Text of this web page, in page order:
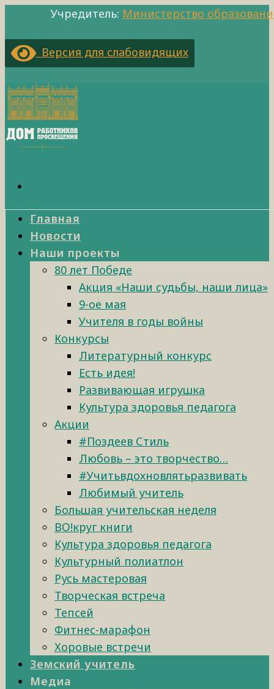
Учредитель: Министерство
Версия для слабовидящих
Главная
Новости
Наши проекты
80 лет Победе
Акция «Наши судьбы, наши лица»
9-ое мая
Учителя в годы войны
Конкурсы
Литературный конкурс
Есть идея!
Развивающая игрушка
Культура здоровья педагога
Акции
#Поздеев Стиль
Любовь – это творчество…
#Учитьвдохновлятьразвивать
Любимый учитель
Большая учительская неделя
ВО!круг книги
Культура здоровья педагога
Культурный полиатлон
Русь мастеровая
Творческая встреча
Тепсей
Фитнес-марафон
Хоровые встречи
Земский учитель
Медиа